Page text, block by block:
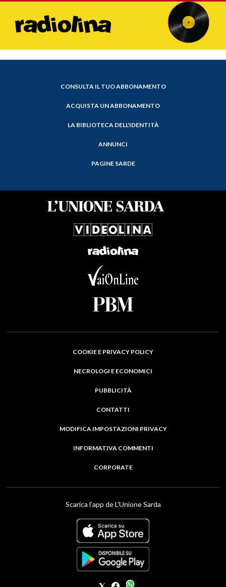
CONSULTA IL TUO ABBONAMENTO
ACQUISTA UN ABBONAMENTO
LA BIBLIOTECA DELL'IDENTITÀ
ANNUNCI
PAGINE SARDE
COOKIE E PRIVACY POLICY
NECROLOGI E ECONOMICI
PUBBLICITÀ
CONTATTI
MODIFICA IMPOSTAZIONI PRIVACY
INFORMATIVA COMMENTI
CORPORATE
Scarica l'app de L'Unione Sarda